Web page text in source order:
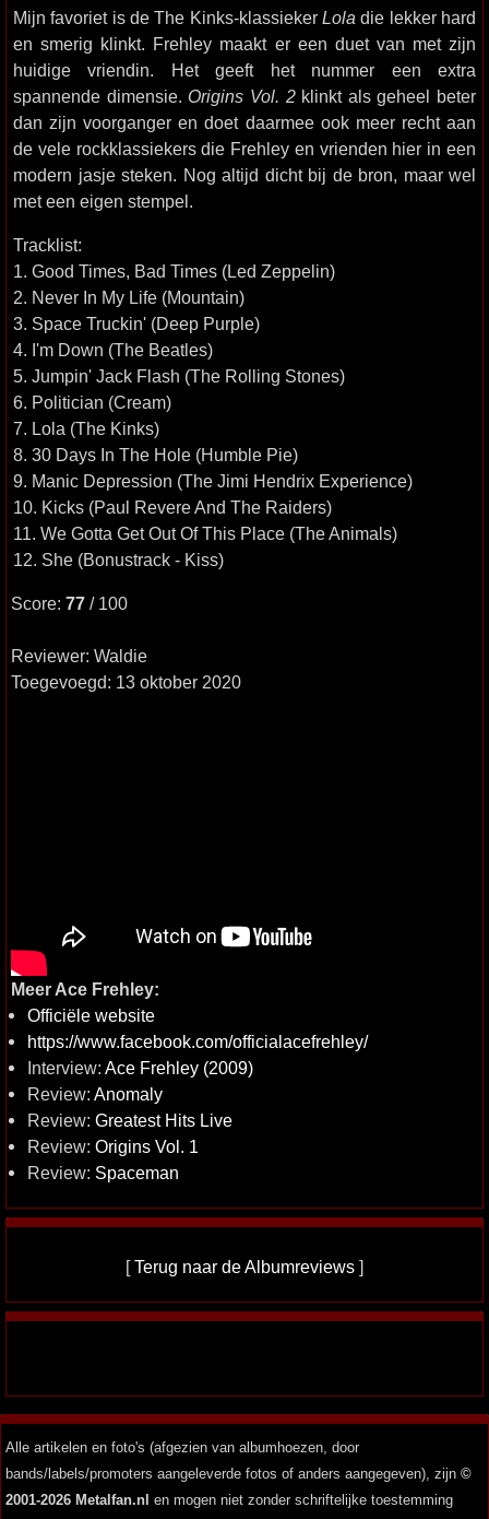
Mijn favoriet is de The Kinks-klassieker Lola die lekker hard
en smerig klinkt. Frehley maakt er een duet van met zijn
huidige vriendin. Het geeft het nummer een extra
spannende dimensie. Origins Vol. 2klinkt als geheel beter
dan zijn voorganger en doet daarmee ook meer recht aan
de vele rockklassiekers die Frehley en vrienden hier in een
modern jasje steken. Nog altijd dicht bij de bron, maar wel
met een eigen stempel.
Tracklist:
1. Good Times, Bad Times (Led Zeppelin)
2. Never In My Life (Mountain)
3. Space Truckin' (Deep Purple)
4. I'm Down (The Beatles)
5. Jumpin' Jack Flash (The Rolling Stones)
6. Politician (Cream)
7. Lola (The Kinks)
8. 30 Days In The Hole (Humble Pie)
9. Manic Depression (The Jimi Hendrix Experience)
10. Kicks (Paul Revere And The Raiders)
11. We Gotta Get Out Of This Place (The Animals)
12. She (Bonustrack - Kiss)
Score: 77 / 100
Reviewer: Waldie
Toegevoegd: 13 oktober 2020
Meer Ace Frehley:
Officiële website
https://www.facebook.com/officialacefrehley/
Interview: Ace Frehley (2009)
Review: Anomaly
Review: Greatest Hits Live
Review: Origins Vol. 1
Review: Spaceman
[Terug naar de Albumreviews ]
Alle artikelen en foto's (afgezien van albumhoezen, door
bands/labels/promoters aangeleverde fotos of anders aangegeven), zijn ©
2001-2026 Metalfan.nl en mogen niet zonder schriftelijke toestemming